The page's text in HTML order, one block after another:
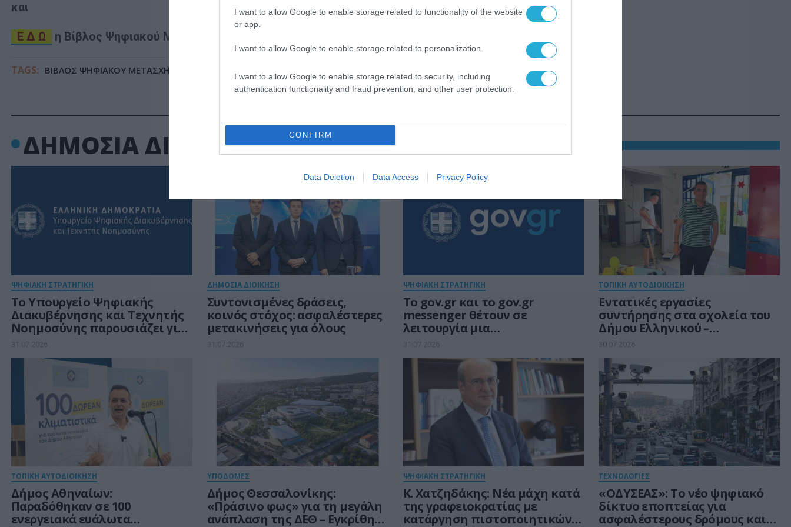
I want to allow Google to enable storage related to functionality of the website
or app.
I want to allow Google to enable storage related to personalization.
I want to allow Google to enable storage related to security, including
authentication functionality and fraud prevention, and other user protection.
CONFIRM
Data Deletion Data Access Privacy Policy
και
Ε Δ Ω η Βίβλος Ψηφιακού Μετασχηματισμού σε μορφή e-book για εκτύπωση
TAGS: ΒΙΒΛΟΣ ΨΗΦΙΑΚΟΥ ΜΕΤΑΣΧΗΜΑΤΙΣΜΟΥ
ΔΗΜΟΣΙΑ ΔΙΟΙΚΗΣΗ
ΨΗΦΙΑΚΗ ΣΤΡΑΤΗΓΙΚΗ
Το Υπουργείο Ψηφιακής
Διακυβέρνησης και Τεχνητής
Νοημοσύνης παρουσιάζει για
πρώτη φορά τους βασικούς
άξονες του νέου Εθνικού
Διαστημικού Προγράμματος
31.07.2026
ΔΗΜΟΣΙΑ ΔΙΟΙΚΗΣΗ
Συντονισμένες δράσεις,
κοινός στόχος: ασφαλέστερες
μετακινήσεις για όλους
31.07.2026
ΨΗΦΙΑΚΗ ΣΤΡΑΤΗΓΙΚΗ
Το gov.gr και το gov.gr
messenger θέτουν σε
λειτουργία μια
προσωποποιημένη και ενιαία
εμπειρία εξυπηρέτησης
πολιτών και επιχειρήσεων
31.07.2026
ΤΟΠΙΚΗ ΑΥΤΟΔΙΟΙΚΗΣΗ
Εντατικές εργασίες
συντήρησης στα σχολεία του
Δήμου Ελληνικού –
Αργυρούπολης
30.07.2026
ΤΟΠΙΚΗ ΑΥΤΟΔΙΟΙΚΗΣΗ
Δήμος Αθηναίων:
Παραδόθηκαν σε 100
ενεργειακά ευάλωτα
ΥΠΟΔΟΜΕΣ
Δήμος Θεσσαλονίκης:
«Πράσινο φως» για τη μεγάλη
ανάπλαση της ΔΕΘ – Εγκρίθηκε
ΨΗΦΙΑΚΗ ΣΤΡΑΤΗΓΙΚΗ
Κ. Χατζηδάκης: Νέα μάχη κατά
της γραφειοκρατίας με
κατάργηση πιστοποιητικών
ΤΕΧΝΟΛΟΓΙΕΣ
«ΟΔΥΣΕΑΣ»: Το νέο ψηφιακό
δίκτυο εποπτείας για
ασφαλέστερους δρόμους και